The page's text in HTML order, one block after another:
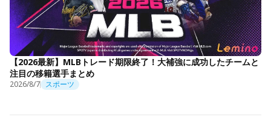
【2026最新】MLBトレード期限終了！大補強に成功したチームと
注目の移籍選手まとめ
2026/8/7 スポーツ